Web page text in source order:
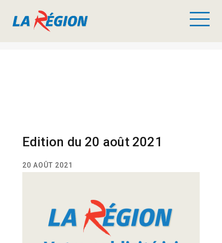
Edition du 20 août 2021
20 AOÛT 2021